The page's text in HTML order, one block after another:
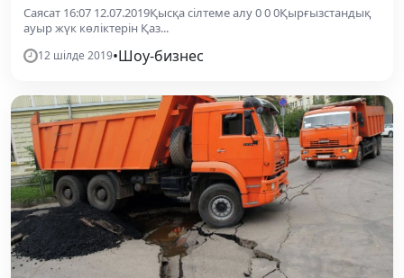
Саясат 16:07 12.07.2019Қысқа сілтеме алу 0 0 0Қырғызстандық
ауыр жүк көліктерін Қаз...
12 шілде 2019•Шоу-бизнес